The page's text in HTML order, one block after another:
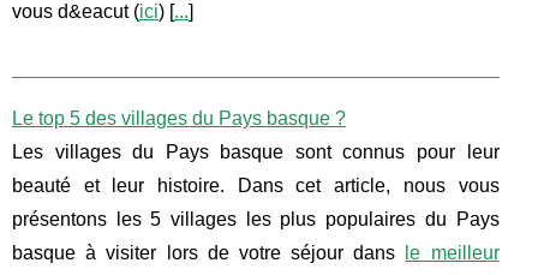
vous d&eacut (ici) [...]
Le top 5 des villages du Pays basque ?
Les villages du Pays basque sont connus pour leur
beauté et leur histoire. Dans cet article, nous vous
présentons les 5 villages les plus populaires du Pays
basque à visiter lors de votre séjour dans
le meilleur